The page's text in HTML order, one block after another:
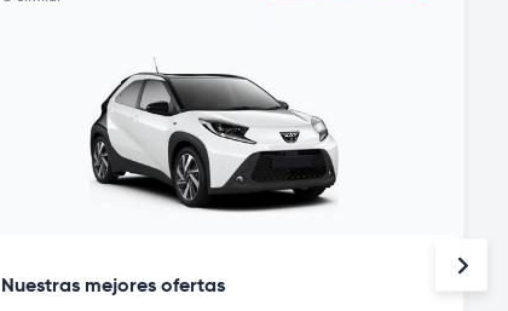
Nuestras mejores ofertas